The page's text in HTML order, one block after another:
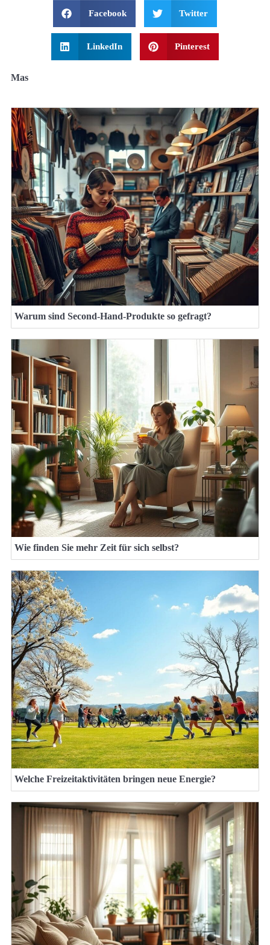
Facebook Twitter
LinkedIn Pinterest
Mas
Warum sind Second-Hand-Produkte so gefragt?
Wie finden Sie mehr Zeit für sich selbst?
Welche Freizeitaktivitäten bringen neue Energie?